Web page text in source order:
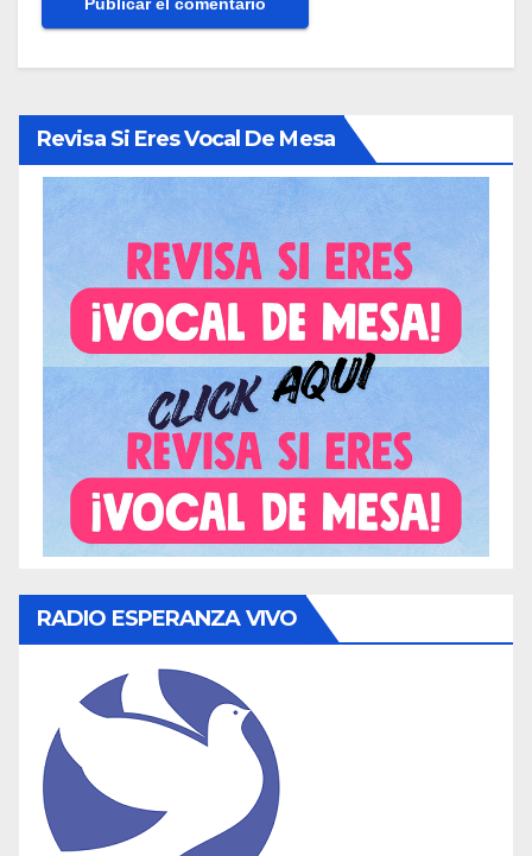
Revisa Si Eres Vocal De Mesa
RADIO ESPERANZA VIVO